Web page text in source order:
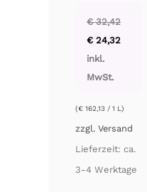
€32,42
Ursprünglicher
Preis
war:
€ 24,32Preis
inkl.
MwSt.
(€ 162,13 / 1 L)
zzgl. Versand
Lieferzeit: ca.
3-4 Werktage